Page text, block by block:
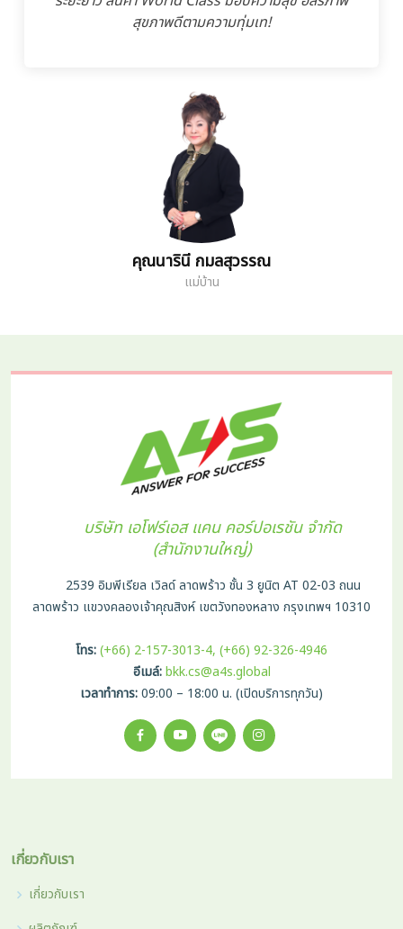
สุขภาพดีตามความทุ่มเท!
คุณนารินี กมลสุวรรณ
แม่บ้าน
บริษัท เอโฟร์เอส แคน คอร์ปอเรชัน จำกัด
(สำนักงานใหญ่)
2539 อิมพีเรียล เวิลด์ ลาดพร้าว ชั้น 3 ยูนิต AT 02-03 ถนน
ลาดพร้าว แขวงคลองเจ้าคุณสิงห์ เขตวังทองหลาง กรุงเทพฯ 10310
โทร:(+66) 2-157-3013-4, (+66) 92-326-4946
อีเมล์:bkk.cs@a4s.global
เวลาทำการ:09:00 – 18:00 น. (เปิดบริการทุกวัน)
เกี่ยวกับเรา
เกี่ยวกับเรา